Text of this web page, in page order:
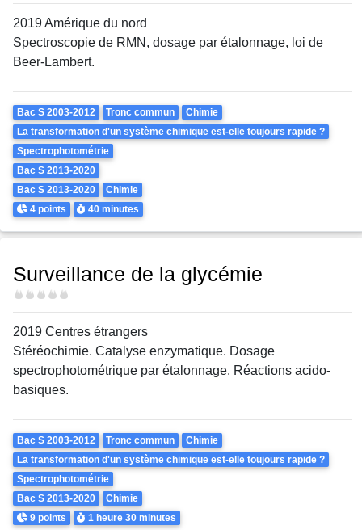
2019 Amérique du nord
Spectroscopie de RMN, dosage par étalonnage, loi de
Beer-Lambert.
Theme
Bac S 2003-2012 Tronc commun
Chimie
La transformation d'un système chimique est-elle toujours rapide ?
Spectrophotométrie
Bac S 2013-2020
Bac S 2013-2020
Chimie
Points
4 points Durée
40 minutes
Surveillance de la glycémie
Difficulté
2019 Centres étrangers
Stéréochimie. Catalyse enzymatique. Dosage
spectrophotométrique par étalonnage. Réactions acido-
basiques.
Theme
Bac S 2003-2012 Tronc commun
Chimie
La transformation d'un système chimique est-elle toujours rapide ?
Spectrophotométrie
Bac S 2013-2020
Chimie
Points
9 points Durée
1 heure30 minutes